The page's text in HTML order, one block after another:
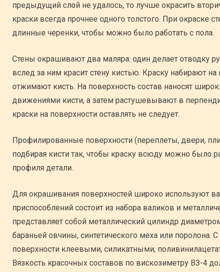
предыдущий слой не удалось, то лучше окрасить
краски всегда прочнее одного толстого. При окраске
длинные черенки, чтобы можно было работать с пола.
Стены окрашивают два маляра: один делает отводку
вслед за ним красит стену кистью. Краску набирают
отжимают кисть. На поверхность состав наносят
движениями кисти, а затем растушевывают в
краски на поверхности оставлять не следует.
Профилированные поверхности (переплеты, двери,
подбирая кисти так, чтобы краску всюду можно было
профиля детали.
Для окрашивания поверхностей широко используют
приспособлений состоит из набора валиков и
представляет собой металлический цилиндр
бараньей овчины, синтетического меха или
поверхности клеевыми, силикатными,
Вязкость красочных составов по вискозиметру ВЗ-4